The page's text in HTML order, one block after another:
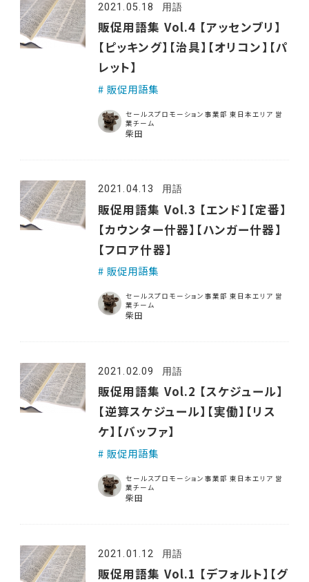
2021.05.18 用語
販促用語集 Vol.4 【アッセンブリ】
【ピッキング】【治具】【オリコン】【パ
レット】
販促用語集
セールスプロモーション事業部 東日本エリア 営
業チーム
柴田
2021.04.13 用語
販促用語集 Vol.3 【エンド】【定番】
【カウンター什器】【ハンガー什器】
【フロア什器】
販促用語集
セールスプロモーション事業部 東日本エリア 営
業チーム
柴田
2021.02.09 用語
販促用語集 Vol.2 【スケジュール】
【逆算スケジュール】【実働】【リス
ケ】【バッファ】
販促用語集
セールスプロモーション事業部 東日本エリア 営
業チーム
柴田
2021.01.12 用語
販促用語集 Vol.1 【デフォルト】【グ